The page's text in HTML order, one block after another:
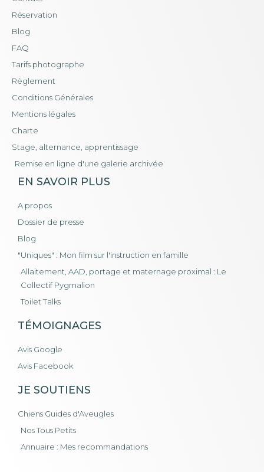
Réservation
Blog
FAQ
Tarifs photographe
Règlement
Conditions Générales
Mentions légales
Charte
Stage, alternance, apprentissage
Remise en ligne d'une galerie archivée
EN SAVOIR PLUS
A propos
Dossier de presse
Blog
"Uniques" : Mon film sur l'instruction en famille
Allaitement, AAD, portage et maternage proximal : Le
Collectif Pygmalion
Toilet Talks
TÉMOIGNAGES
Avis Google
Avis Facebook
JE SOUTIENS
Chiens Guides d'Aveugles
Nos Tous Petits
Annuaire : Mes recommandations